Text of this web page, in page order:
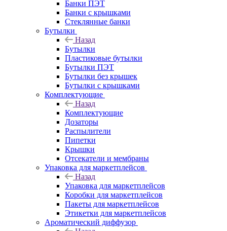
Банки ПЭТ
Банки с крышками
Стеклянные банки
Бутылки
Назад
Бутылки
Пластиковые бутылки
Бутылки ПЭТ
Бутылки без крышек
Бутылки с крышками
Комплектующие
Назад
Комплектующие
Дозаторы
Распылители
Пипетки
Крышки
Отсекатели и мембраны
Упаковка для маркетплейсов
Назад
Упаковка для маркетплейсов
Коробки для маркетплейсов
Пакеты для маркетплейсов
Этикетки для маркетплейсов
Ароматический диффузор